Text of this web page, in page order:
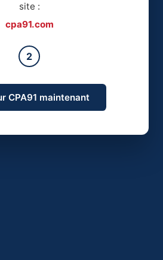
site :
cpa91.com
2
CPA91 maintenant